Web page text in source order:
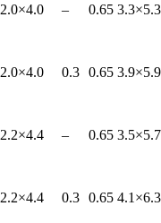
2.0×4.0 – 0.65 3.3×5.3
2.0×4.0 0.3 0.65 3.9×5.9
2.2×4.4 – 0.65 3.5×5.7
2.2×4.4 0.3 0.65 4.1×6.3